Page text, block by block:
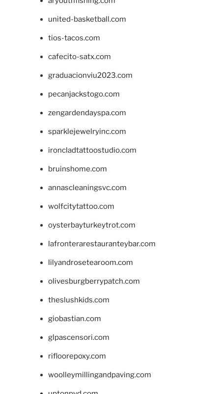
united-basketball.com
tios-tacos.com
cafecito-satx.com
graduacionviu2023.com
pecanjackstogo.com
zengardendayspa.com
sparklejewelryinc.com
ironcladtattoostudio.com
bruinshome.com
annascleaningsvc.com
wolfcitytattoo.com
oysterbayturkeytrot.com
lafronterarestauranteybar.com
lilyandrosetearoom.com
olivesburgberrypatch.com
theslushkids.com
giobastian.com
glpascensori.com
rifloorepoxy.com
woolleymillingandpaving.com